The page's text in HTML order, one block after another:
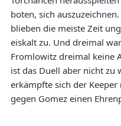
boten, sich
blieben die meiste Zeit
eiskalt zu. Und dreimal
Fromlowitz dreimal keine
ist das Duell aber nicht zu
erkämpfte sich der
gegen Gomez einen